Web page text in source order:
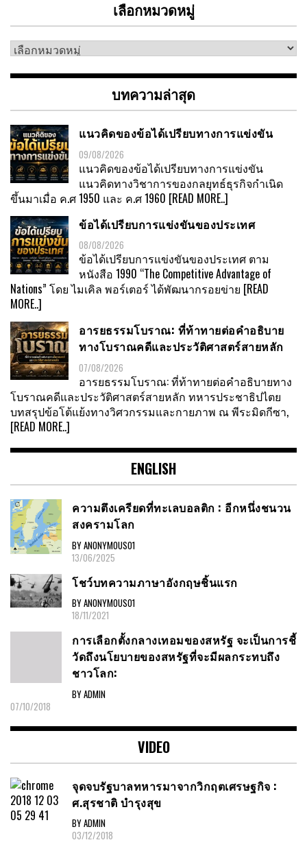
เลือกหมวดหมู่
เลือก
หมู่
บทความล่าสุด
แนวคิดของข้อได้เปรียบทางการแข่งขัน
09/08/2026
แนวคิดของข้อได้เปรียบทางการแข่งขัน
แนวคิดทางวิชาการของกลยุทธ์ธุรกิจกำเนิด
ขึ้นมาเมื่อ ค.ศ 1950 และ ค.ศ 1960 [READ MORE..]
ข้อได้เปรียบการแข่งขันของประเทศ
08/08/2026
ข้อได้เปรียบการแข่งขันของประเทศ ตาม
หนังสือ 1990 “The Competitive Advantage of
Nations” โดย ไมเคิล พอร์เตอร์ ได้พัฒนากรอยข่าย [READ
MORE..]
อารยธรรมโบราณ: ที่ท้าทายต่อคำอธิบาย
ทางโบราณคดีและประวัติศาสตร์สายหลัก
07/08/2026
อารยธรรมโบราณ: ที่ท้าทายต่อคำอธิบายทาง
โบราณคดีและประวัติศาสตร์สายหลัก ทหารประชาธิปไตย
บทสรุปข้อโต้แย้งทางวิศวกรรมและกายภาพ ณ พีระมิดกีซา,
[READ MORE..]
ENGLISH
ความตึงเครียดที่ทะเลบอลติก : อีกหนึ่งชนวน
สงครามโลก
BY ANONYMOUS01
13/06/2025
โชว์บทความภาษาอังกฤษชิ้นแรก
BY ANONYMOUS01
18/11/2021
การเลือกตั้งกลางเทอมของสหรัฐ จะเป็นการชี้
วัดถึงนโยบายของสหรัฐที่จะมีผลกระทบถึง
ชาวโลก:
BY ADMIN
07/10/2018
VIDEO
จุดจบรัฐบาลทหารมาจากวิกฤตเศรษฐกิจ :
ศ.สุรชาติ บำรุงสุข
BY ADMIN
03/12/2018